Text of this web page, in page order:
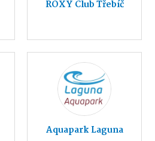
ROXY Club Třebíč
Aquapark Laguna